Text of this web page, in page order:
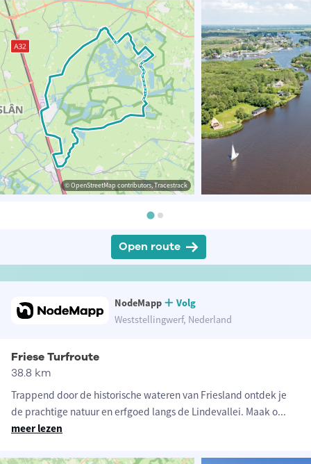
© OpenStreetMap contributors, Tracestrack
Open route
NodeMapp
Volg
Weststellingwerf, Nederland
Friese Turfroute
38.8 km
Trappend door de historische wateren van Friesland ontdek je
de prachtige natuur en erfgoed langs de Lindevallei. Maak o...
meer lezen